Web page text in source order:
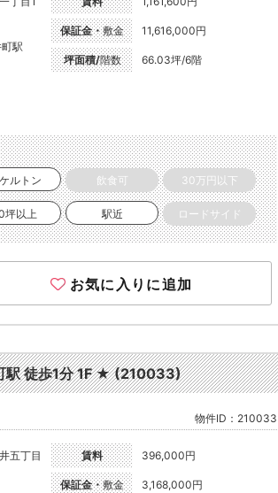
駅
保証金・敷金 11,616,000円
坪面積/階数 66.03坪/6階
ルトン 飲食可 30万円以下
坪以上 駅近 ロードサイド
お気に入りに追加
駅 徒歩1分 1F ★ (210033)
物件ID：210033
五丁目
賃料 396,000円
保証金・敷金 3,168,000円